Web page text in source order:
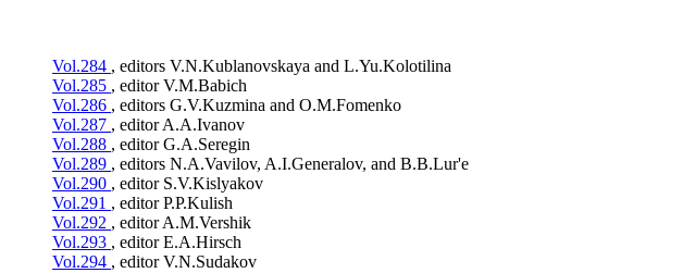
Vol.284 , editors V.N.Kublanovskaya and L.Yu.Kolotilina
Vol.285 , editor V.M.Babich
Vol.286 , editors G.V.Kuzmina and O.M.Fomenko
Vol.287 , editor A.A.Ivanov
Vol.288 , editor G.A.Seregin
Vol.289 , editors N.A.Vavilov, A.I.Generalov, and B.B.Lur'e
Vol.290 , editor S.V.Kislyakov
Vol.291 , editor P.P.Kulish
Vol.292 , editor A.M.Vershik
Vol.293 , editor E.A.Hirsch
Vol.294 , editor V.N.Sudakov